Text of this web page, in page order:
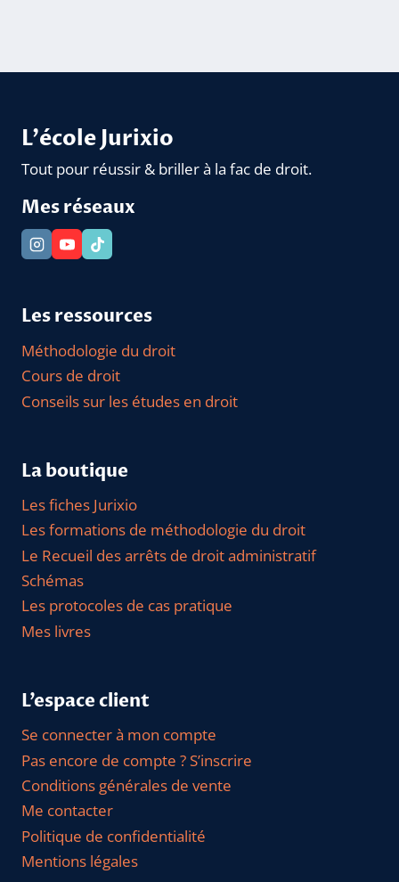
L'école Jurixio
Tout pour réussir & briller à la fac de droit.
Mes réseaux
Les ressources
Méthodologie du droit
Cours de droit
Conseils sur les études en droit
La boutique
Les fiches Jurixio
Les formations de méthodologie du droit
Le Recueil des arrêts de droit administratif
Schémas
Les protocoles de cas pratique
Mes livres
L’espace client
Se connecter à mon compte
Pas encore de compte ? S’inscrire
Conditions générales de vente
Me contacter
Politique de confidentialité
Mentions légales